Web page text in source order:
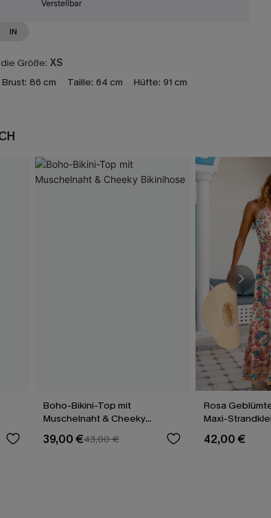
Verstellbar
IN
Größe: XS
Brust: 86 cm Taille: 64 cm Hüfte: 91 cm
Boho-Bikini-Top mit
Muschelnaht & Cheeky
Bikinihose
39,00 €43,00 €
Rosa
Maxi-
Ausschnitt
42,00 €